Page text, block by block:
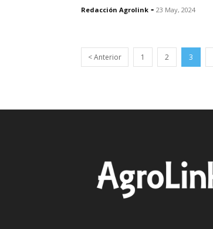
Redacción Agrolink - 23 May, 2024
< Anterior 1 2 3